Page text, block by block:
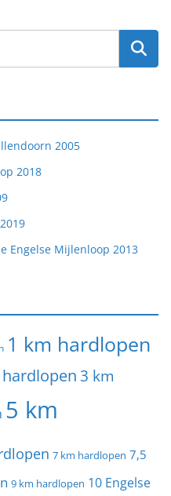
2005
2018
Engelse Mijlenloop 2013
1 km hardlopen
3 km
5 km
7 km hardlopen 7,5
9 km hardlopen 10 Engelse